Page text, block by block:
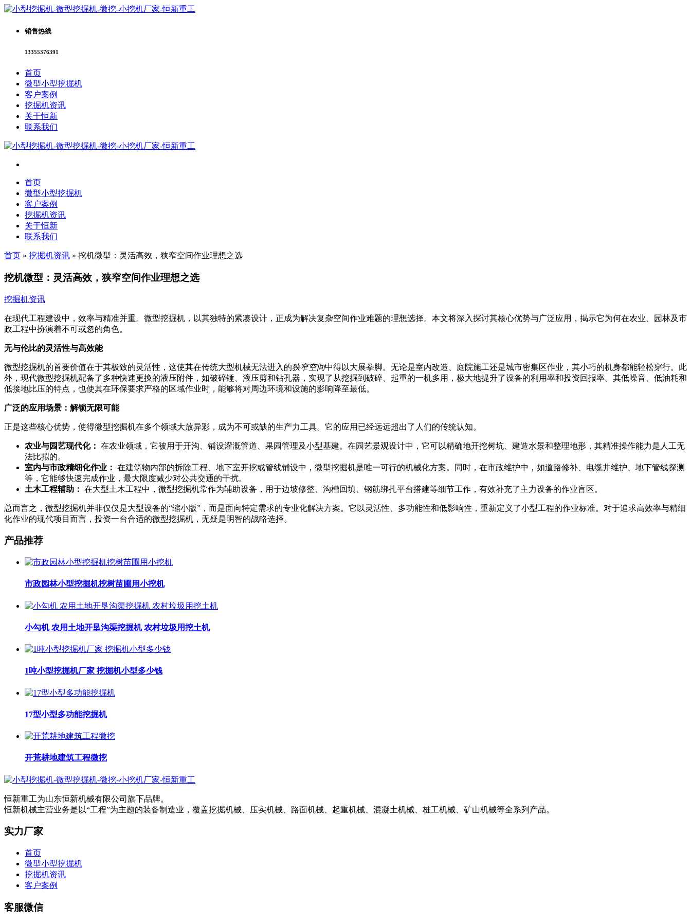
销售热线
13355376391
首页
微型小型挖掘机
客户案例
挖掘机资讯
关于恒新
联系我们
首页
微型小型挖掘机
客户案例
挖掘机资讯
关于恒新
联系我们
首页 » 挖掘机资讯 » 挖机微型：灵活高效，狭窄空间作业理想之选
挖机微型：灵活高效，狭窄空间作业理想之选
挖掘机资讯
在现代工程建设中，效率与精准并重。微型挖掘机，以其独特的紧凑设计，正成为解决复杂空间作业难题的理想选择。本文将深入探讨其核心优势与广泛应用，揭示它为何在农业、园林及市
政工程中扮演着不可或忽的角色。
无与伦比的灵活性与高效能
微型挖掘机的首要价值在于其极致的灵活性，这使其在传统大型机械无法进入的狭窄空间中得以大展拳脚。无论是室内改造、庭院施工还是城市密集区作业，其小巧的机身都能轻松穿行。此
外，现代微型挖掘机配备了多种快速更换的液压附件，如破碎锤、液压剪和钻孔器，实现了从挖掘到破碎、起重的一机多用，极大地提升了设备的利用率和投资回报率。其低噪音、低油耗和
低接地比压的特点，也使其在环保要求严格的区域作业时，能够将对周边环境和设施的影响降至最低。
广泛的应用场景：解锁无限可能
正是这些核心优势，使得微型挖掘机在多个领域大放异彩，成为不可或缺的生产力工具。它的应用已经远远超出了人们的传统认知。
农业与园艺现代化： 在农业领域，它被用于开沟、铺设灌溉管道、果园管理及小型基建。在园艺景观设计中，它可以精确地开挖树坑、建造水景和整理地形，其精准操作能力是人工无
法比拟的。
室内与市政精细化作业： 在建筑物内部的拆除工程、地下室开挖或管线铺设中，微型挖掘机是唯一可行的机械化方案。同时，在市政维护中，如道路修补、电缆井维护、地下管线探测
等，它能够快速完成作业，最大限度减少对公共交通的干扰。
土木工程辅助： 在大型土木工程中，微型挖掘机常作为辅助设备，用于边坡修整、沟槽回填、钢筋绑扎平台搭建等细节工作，有效补充了主力设备的作业盲区。
总而言之，微型挖掘机并非仅仅是大型设备的“缩小版”，而是面向特定需求的专业化解决方案。它以灵活性、多功能性和低影响性，重新定义了小型工程的作业标准。对于追求高效率与精细
化作业的现代项目而言，投资一台合适的微型挖掘机，无疑是明智的战略选择。
产品推荐
市政园林小型挖掘机挖树苗圃用小挖机
小勾机 农用土地开垦沟渠挖掘机 农村垃圾用挖土机
1吨小型挖掘机厂家 挖掘机小型多少钱
17型小型多功能挖掘机
开荒耕地建筑工程微挖
恒新重工为山东恒新机械有限公司旗下品牌。
恒新机械主营业务是以“工程”为主题的装备制造业，覆盖挖掘机械、压实机械、路面机械、起重机械、混凝土机械、桩工机械、矿山机械等全系列产品。
实力厂家
首页
微型小型挖掘机
挖掘机资讯
客户案例
客服微信